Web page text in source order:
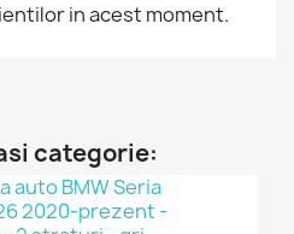
in acest moment.
categorie: